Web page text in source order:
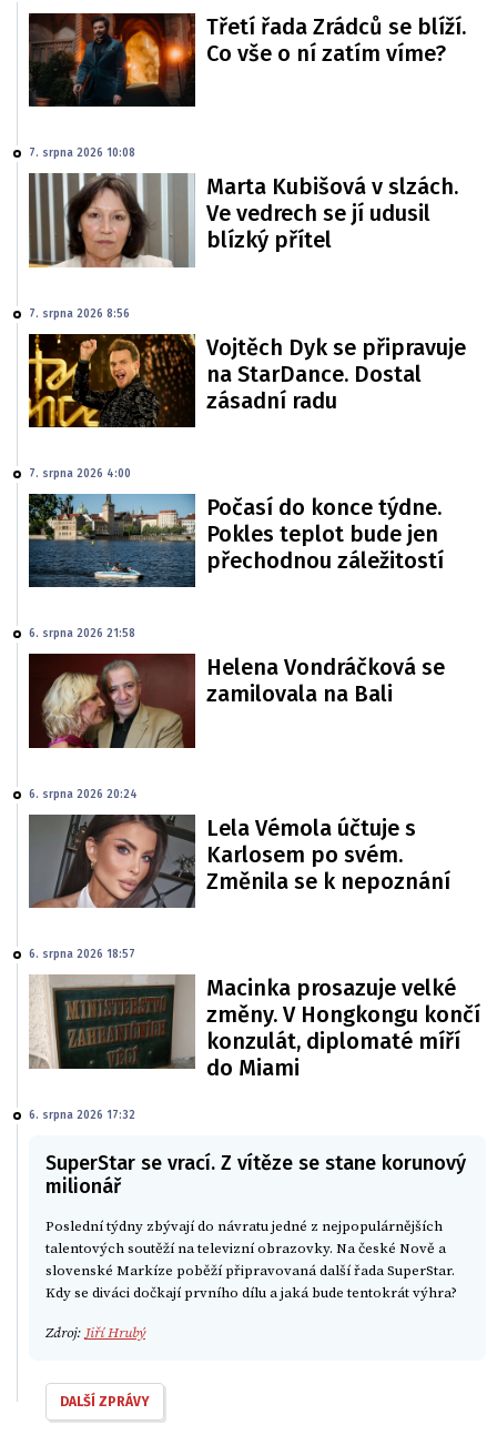
Třetí řada Zrádců se blíží.
Co vše o ní zatím víme?
7. srpna 2026 10:08
Marta Kubišová v slzách.
Ve vedrech se jí udusil
blízký přítel
7. srpna 2026 8:56
Vojtěch Dyk se připravuje
na StarDance. Dostal
zásadní radu
7. srpna 2026 4:00
Počasí do konce týdne.
Pokles teplot bude jen
přechodnou záležitostí
6. srpna 2026 21:58
Helena Vondráčková se
zamilovala na Bali
6. srpna 2026 20:24
Lela Vémola účtuje s
Karlosem po svém.
Změnila se k nepoznání
6. srpna 2026 18:57
Macinka prosazuje velké
změny. V Hongkongu končí
konzulát, diplomaté míří
do Miami
6. srpna 2026 17:32
SuperStar se vrací. Z vítěze se stane korunový
milionář
Poslední týdny zbývají do návratu jedné z nejpopulárnějších
talentových soutěží na televizní obrazovky. Na české Nově a
slovenské Markíze poběží připravovaná další řada SuperStar.
Kdy se diváci dočkají prvního dílu a jaká bude tentokrát výhra?
Zdroj: Jiří Hrubý
DALŠÍ ZPRÁVY